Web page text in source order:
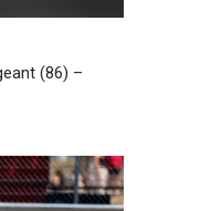
(86) –